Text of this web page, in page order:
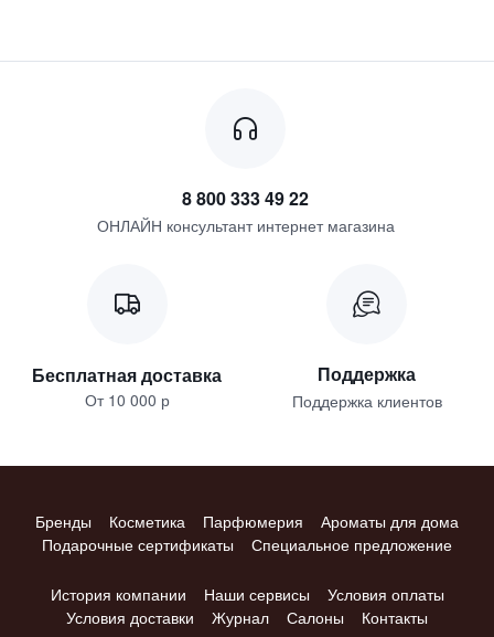
8 800 333 49 22
ОНЛАЙН консультант интернет магазина
Бесплатная доставка
От 10 000 р
Поддержка
Поддержка клиентов
Бренды Косметика Парфюмерия
Ароматы для дома
Подарочные сертификаты
Специальное предложение
История компании Наши сервисы
Условия оплаты
Условия доставки
Журнал Салоны Контакты